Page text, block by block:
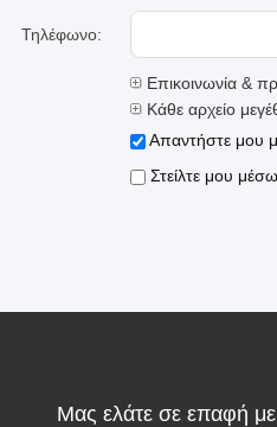
Τηλέφωνο:
Επικοινωνία &
Κάθε αρχείο
Απαντήστε μου
Στείλτε μου
Μας ελάτε σε επαφή με